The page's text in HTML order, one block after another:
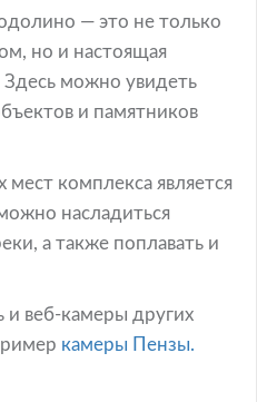
— это не только
но и настоящая
Здесь можно увидеть
и памятников
комплекса является
насладиться
а также поплавать и
веб-камеры других
камеры Пензы.